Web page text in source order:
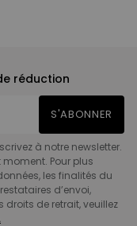
réduction
S'ABONNER
à notre newsletter.
Pour plus
les finalités du
d’envoi,
droits de retrait, veuillez